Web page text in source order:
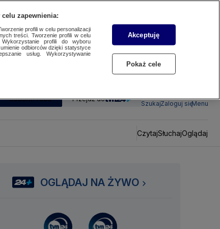
SUBSKRYBUJ Przejdź do
SzukajZaloguj sięMenu
CzytajSłuchajOglądaj
OGLĄDAJ NA ŻYWO
zapewnienia:
profili w celu personalizacji
treści. Tworzenie profili w celu
profili do wyboru
odbiorców dzięki statystyce
usług. Wykorzystywanie
Akceptuję
Pokaż cele